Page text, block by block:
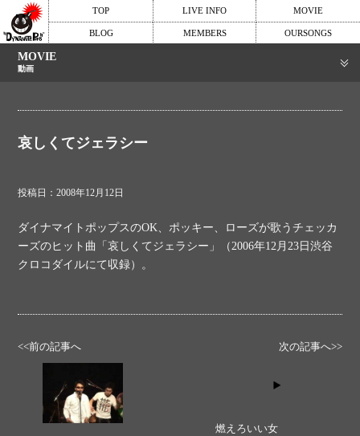
TOP LIVE INFO MOVIE
BLOG MEMBERS OURSONGS
MOVIE
動画
哀しくてジェラシー
投稿日：2008年12月12日
ダイナマイトポップスのOK、ポッキー、ローズが歌うチェッカ
ーズのヒット曲「哀しくてジェラシー」（2006年12月23日渋谷
クロコダイルにて収録）。
<<前の記事へ 次の記事へ>>
燃えろいい女